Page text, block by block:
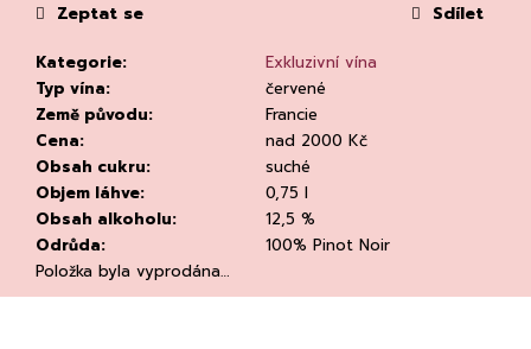
Kategorie:
Exkluzivní vína
Typ vína:
červené
Země původu:
Francie
Cena:
nad 2000 Kč
Obsah cukru:
suché
Objem láhve:
0,75 l
Obsah alkoholu:
12,5 %
Odrůda:
100% Pinot Noir
Položka byla vyprodána…
Zeptat se Sdílet
PROSECCO
DOC
EXTRA-
DRY,
CANTINE
TORRESELLA
255
Kč